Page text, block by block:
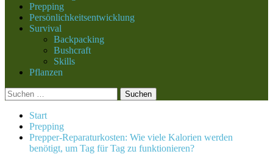
Prepping
Persönlichkeitsentwicklung
Survival
Backpacking
Bushcraft
Skills
Pflanzen
Suchen
nach:
Start
Prepping
Prepper-Reparaturkosten: Wie viele Kalorien werden
benötigt, um Tag für Tag zu funktionieren?